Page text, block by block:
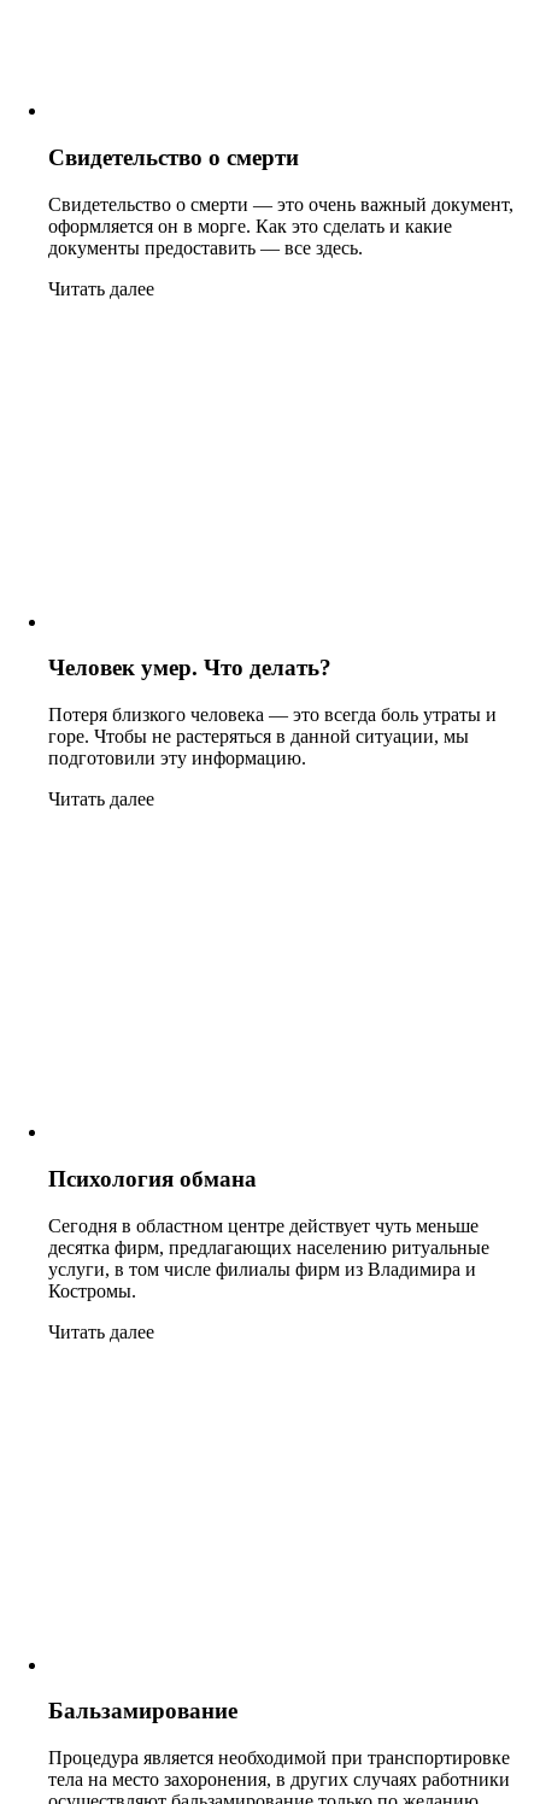
Свидетельство о смерти
Свидетельство о смерти — это очень важный документ,
оформляется он в морге. Как это сделать и какие
документы предоставить — все здесь.
Читать далее
Человек умер. Что делать?
Потеря близкого человека — это всегда боль утраты и
горе. Чтобы не растеряться в данной ситуации, мы
подготовили эту информацию.
Читать далее
Психология обмана
Сегодня в областном центре действует чуть меньше
десятка фирм, предлагающих населению ритуальные
услуги, в том числе филиалы фирм из Владимира и
Костромы.
Читать далее
Бальзамирование
Процедура является необходимой при транспортировке
тела на место захоронения, в других случаях работники